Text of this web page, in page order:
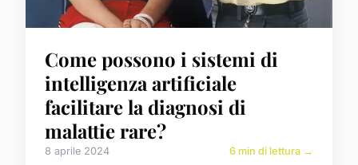
Come possono i sistemi di
intelligenza artificiale
facilitare la diagnosi di
malattie rare?
8 aprile 2024 6 min di lettura →